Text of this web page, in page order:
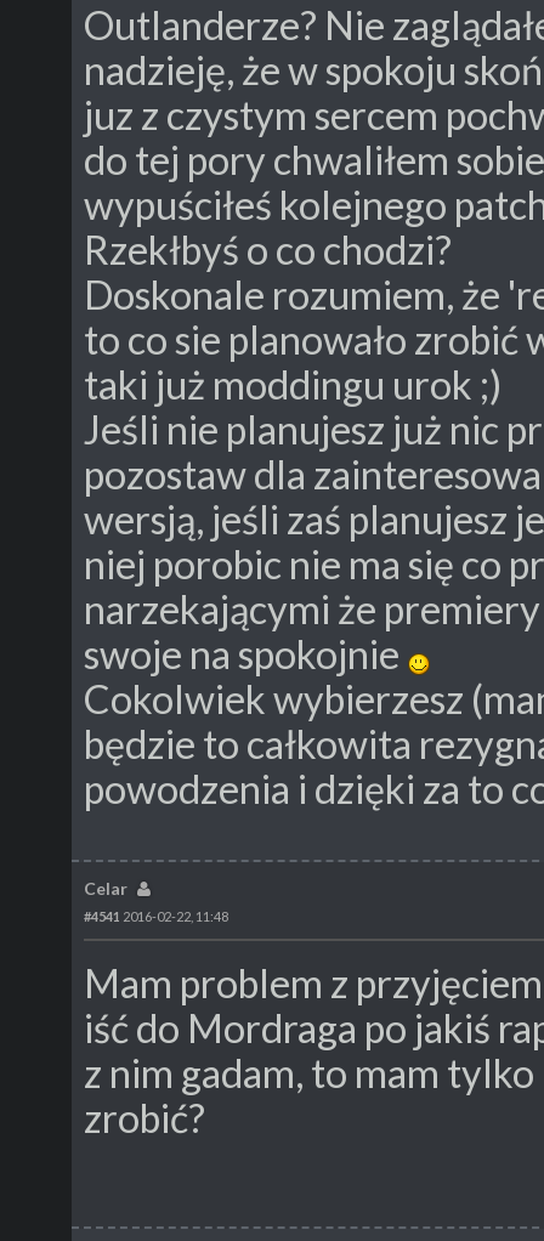
Outlanderze? Nie
nadzieję, że w spokoju
juz z czystym sercem
do tej pory chwaliłem
wypuściłeś kolejnego
Rzekłbyś o co chodzi?
Doskonale rozumiem, że
to co sie planowało zrobić
taki już moddingu urok ;)
Jeśli nie planujesz już nic
pozostaw dla
wersją, jeśli zaś planujesz
niej porobic nie ma się co
narzekającymi że
swoje na spokojnie
Cokolwiek wybierzesz
będzie to całkowita
powodzenia i dzięki za to
Celar
#4541 2016-02-22, 11:48
Mam problem z
iść do Mordraga po jakiś
z nim gadam, to mam
zrobić?